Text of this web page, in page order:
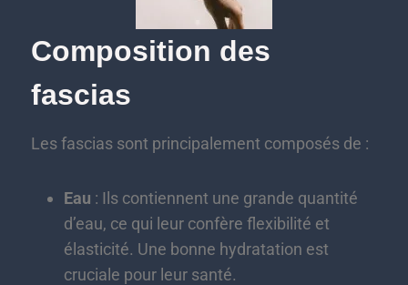
Composition des
fascias
Les fascias sont principalement composés de :
Eau : Ils contiennent une grande quantité
d’eau, ce qui leur confère flexibilité et
élasticité. Une bonne hydratation est
cruciale pour leur santé.